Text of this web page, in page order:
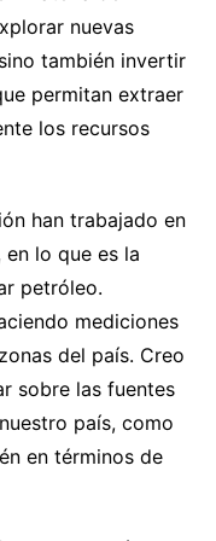
nuevas
también invertir
permitan extraer
los recursos
han trabajado en
lo que es la
petróleo.
mediciones
del país. Creo
sobre las fuentes
país, como
en términos de